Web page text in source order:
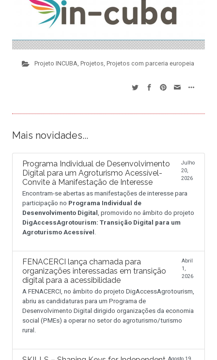
Projeto INCUBA, Projetos, Projetos com parceria europeia
Mais novidades...
Programa Individual de Desenvolvimento
Digital para um Agroturismo Acessível-
Convite à Manifestação de Interesse
Julho
20,
2026
Encontram-se abertas as manifestações de interesse para
participação no Programa Individual de
Desenvolvimento Digital , promovido no âmbito do projeto
DigAccessAgrotourism: Transição Digital para um
Agroturismo Acessível .
FENACERCI lança chamada para
organizações interessadas em transição
digital para a acessibilidade
Abril
1,
2026
A FENACERCI, no âmbito do projeto DigAccessAgrotourism,
abriu as candidaturas para um Programa de
Desenvolvimento Digital dirigido organizações da economia
social (PMEs) a operar no setor do agroturismo/turismo
rural.